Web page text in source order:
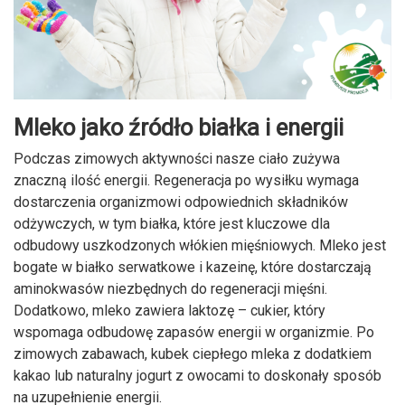
Mleko jako źródło białka i energii
Podczas zimowych aktywności nasze ciało zużywa
znaczną ilość energii. Regeneracja po wysiłku wymaga
dostarczenia organizmowi odpowiednich składników
odżywczych, w tym białka, które jest kluczowe dla
odbudowy uszkodzonych włókien mięśniowych. Mleko jest
bogate w białko serwatkowe i kazeinę, które dostarczają
aminokwasów niezbędnych do regeneracji mięśni.
Dodatkowo, mleko zawiera laktozę – cukier, który
wspomaga odbudowę zapasów energii w organizmie. Po
zimowych zabawach, kubek ciepłego mleka z dodatkiem
kakao lub naturalny jogurt z owocami to doskonały sposób
na uzupełnienie energii.